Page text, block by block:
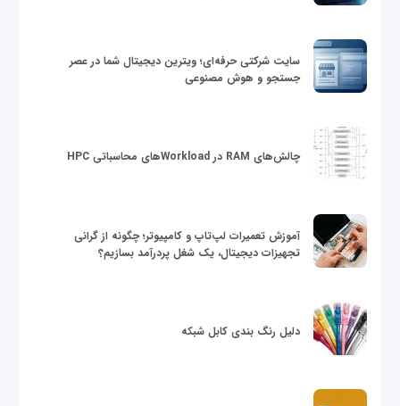
سایت شرکتی حرفه‌ای؛ ویترین دیجیتال شما در عصر
جستجو و هوش مصنوعی
چالش‌های RAM در Workloadهای محاسباتی HPC
آموزش تعمیرات لپ‌تاپ و کامپیوتر؛ چگونه از گرانی
تجهیزات دیجیتال، یک شغل پردرآمد بسازیم؟
دلیل رنگ بندی کابل شبکه